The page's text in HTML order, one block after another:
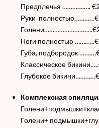
Предплечья ………….….
Руки
Ноги полностью
Губа, подбородок
Классическое
Глубокое
Комплексная
Голени+